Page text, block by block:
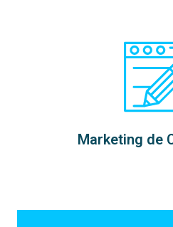
Marketing de